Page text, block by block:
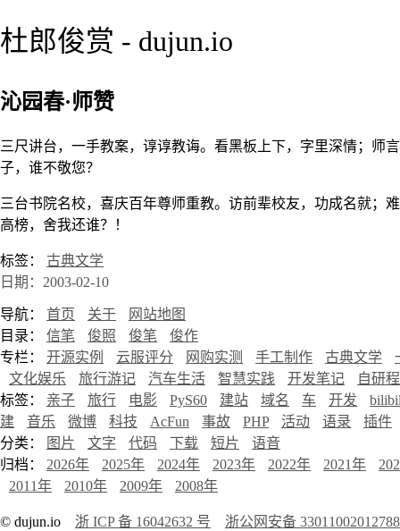
杜郎俊赏 - dujun.io
沁园春·师赞
三尺讲台，一手教案，谆谆教诲。看黑板上下，字里深情；师
子，谁不敬您？
三台书院名校，喜庆百年尊师重教。访前辈校友，功成名就；
高榜，舍我还谁？！
标签： 古典文学
日期：2003-02-10
导航： 首页 关于
网站地图
目录： 信笔 俊照 俊笔
俊作
专栏： 开源实例 云服评分 网购实测 手工制作 古典文学
文化娱乐
旅行游记 汽车生活 智慧实践 开发笔记
自研
标签： 亲子 旅行 电影 PyS60 建站 域名 车 开发
建
音乐 微博 科技 AcFun 事故 PHP 活动 语录
插件
分类：
图片 文字 代码 下载 短片
语音
归档： 2026年 2025年 2024年 2023年 2022年 2021年
2011年
2010年 2009年 2008年
© dujun.io 浙 ICP 备 16042632 号 浙公网安备